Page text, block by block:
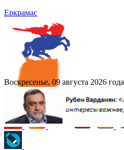
Еркрамас
Воскресенье, 09 августа 2026 года